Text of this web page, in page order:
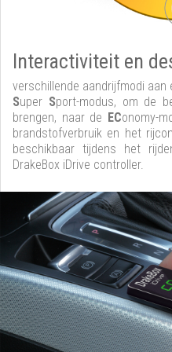
Interactiviteit en
verschillende aandrijfmodi
Super Sport-modus, om de
brengen, naar de EConomy-
brandstofverbruik en het
beschikbaar tijdens het
DrakeBox iDrive controller.